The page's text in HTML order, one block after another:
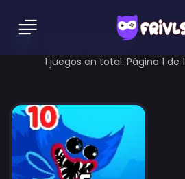
water Games
1 juegos en total. Página 1 de 1